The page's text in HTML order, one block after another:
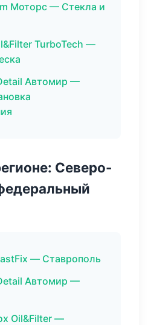
Моторс — Стекла и
TurboTech —
Автомир —
Северо-
— Ставрополь
Автомир —
Oil&Filter —